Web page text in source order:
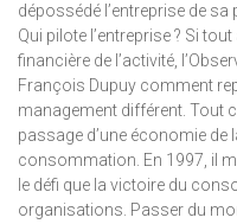
dépossédé l’entreprise de
Qui pilote l’entreprise ? Si
financière de l’activité,
François Dupuy comment
management différent. Tout
passage d’une économie de
consommation. En 1997, il
le défi que la victoire du
organisations. Passer du